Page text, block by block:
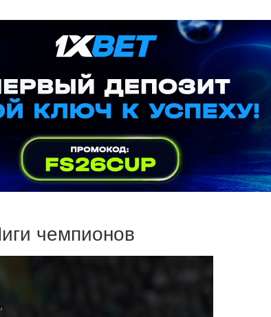
чемпионов